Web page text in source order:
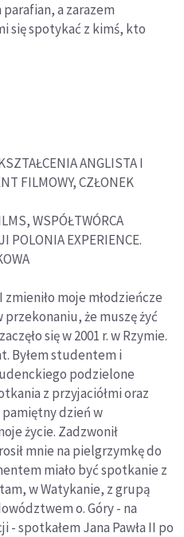
a zarazem
się spotykać z kimś, kto
ANGLISTA I
FILMOWY, CZŁONEK
WSPÓŁTWÓRCA
POLONIA EXPERIENCE.
moje młodzieńcze
że muszę żyć
się w 2001 r. w Rzymie.
Byłem studentem i
podzielone
z przyjaciółmi oraz
dzień w
życie. Zadzwonił
mnie na pielgrzymkę do
miało być spotkanie z
w Watykanie, z grupą
o. Góry - na
spotkałem Jana Pawła II po